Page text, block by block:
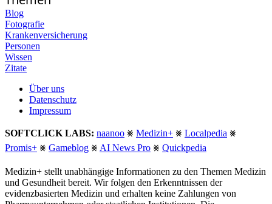
Blog
Fotografie
Krankenversicherung
Personen
Wissen
Zitate
Über uns
Datenschutz
Impressum
SOFTCLICK LABS: naanoo ⨳ Medizin+ ⨳ Localpedia ⨳
Promis+ ⨳ Gameblog ⨳ AI News Pro ⨳ Quickpedia
Medizin+ stellt unabhängige Informationen zu den Themen Medizin
und Gesundheit bereit. Wir folgen den Erkenntnissen der
evidenzbasierten Medizin und erhalten keine Zahlungen von